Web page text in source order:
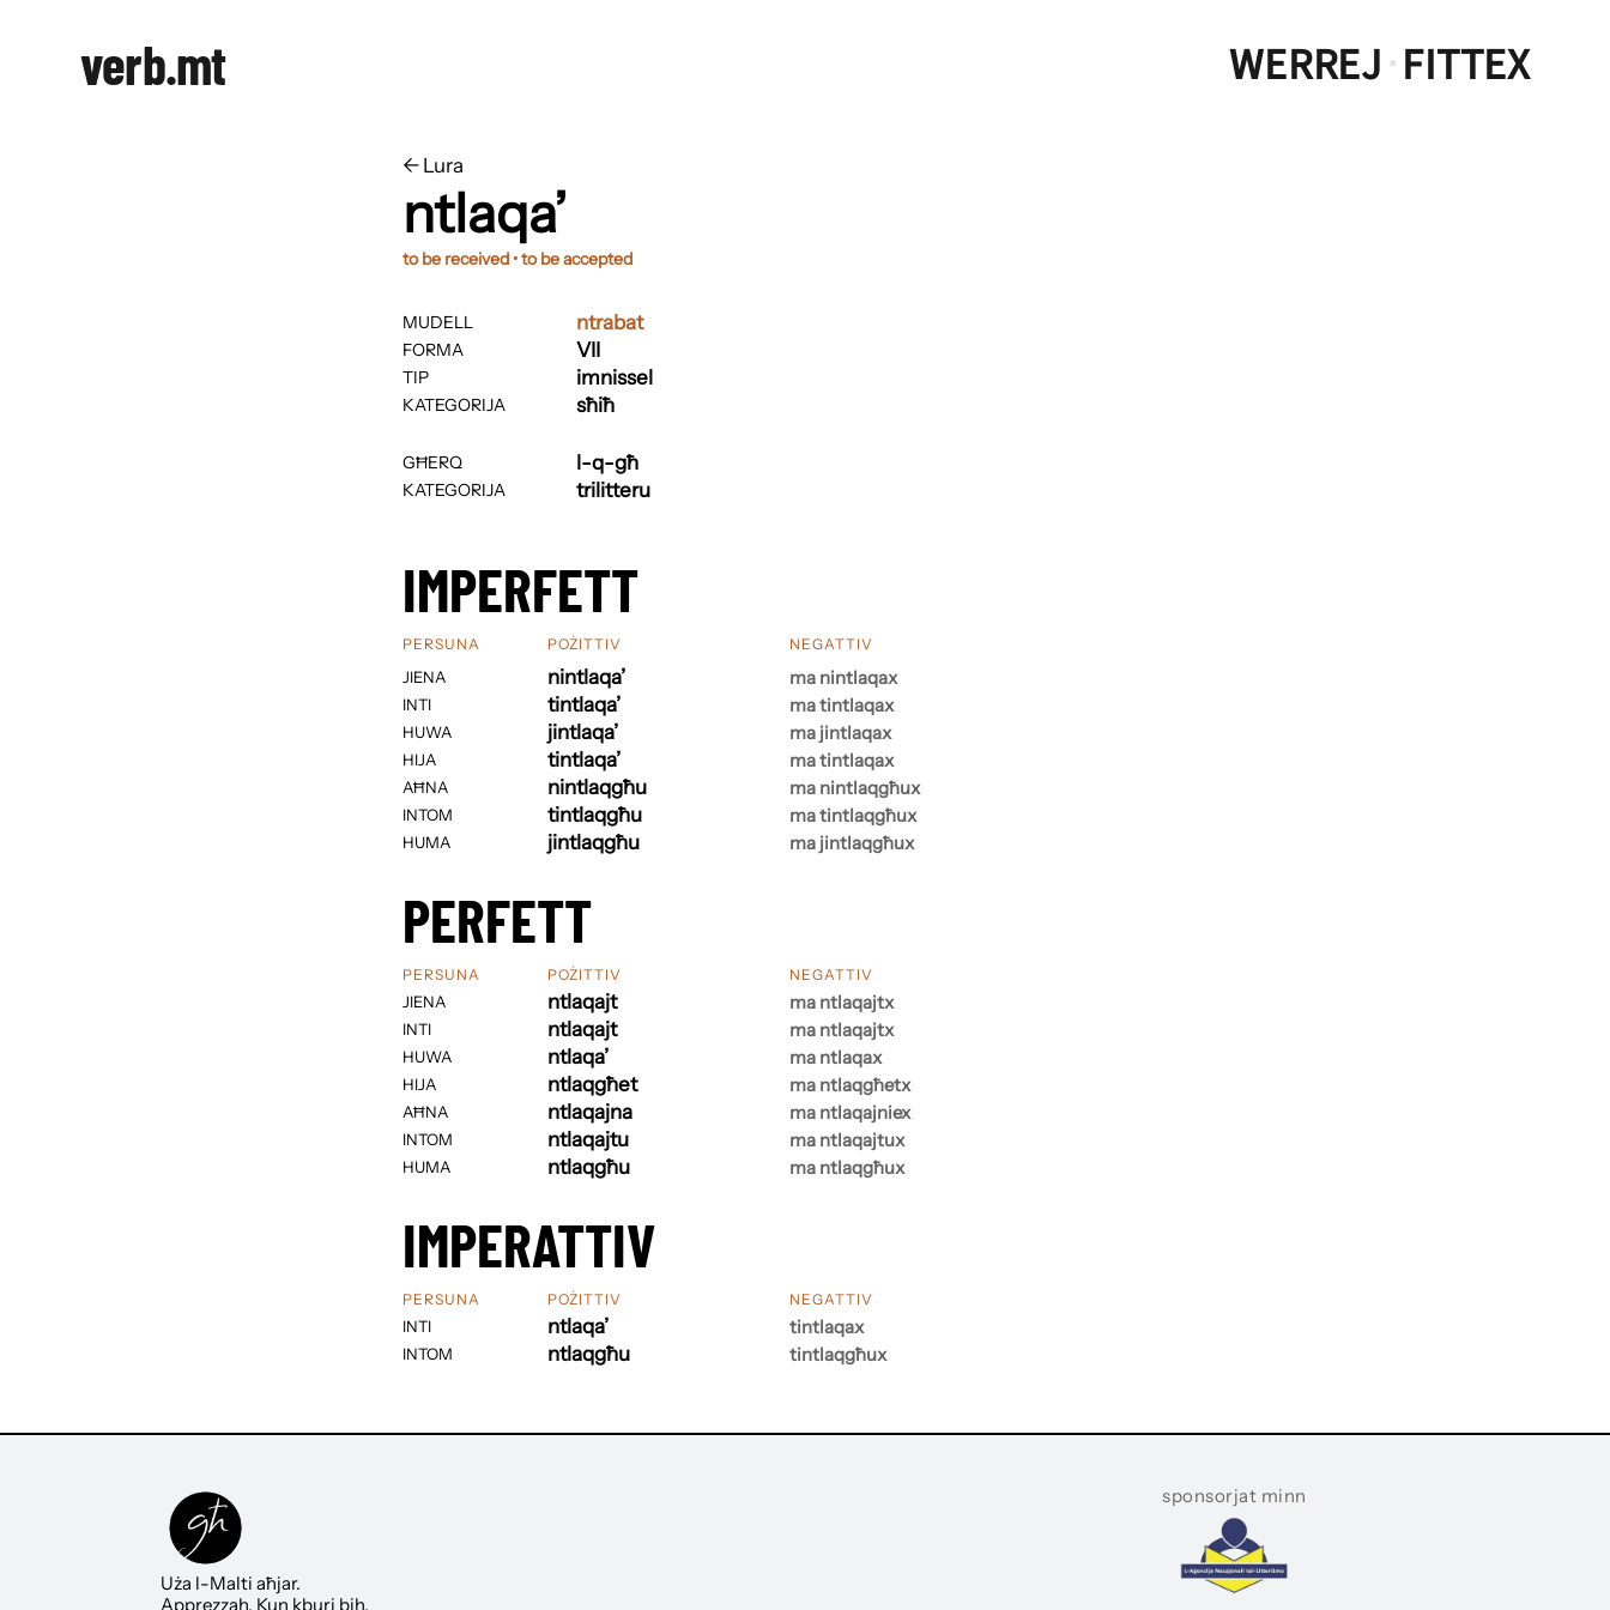
verb.mt WERREJ·FITTEX
← ​​Lura
ntlaqa’
to be received • to be accepted
MUDELL
FORMA
TIP
KATEGORIJA
GĦERQ
KATEGORIJA
ntrabat
VII
imnissel
sħiħ
l-q-għ
trilitteru
IMPERFETT
PERSUNA
JIENA
INTI
HUWA
HIJA
AĦNA
INTOM
HUMA
POŻITTIV
nintlaqa’
tintlaqa’
jintlaqa’
tintlaqa’
nintlaqgħu
tintlaqgħu
jintlaqgħu
NEGATTIV
ma nintlaqax
ma tintlaqax
ma jintlaqax
ma tintlaqax
ma nintlaqgħux
ma tintlaqgħux
ma jintlaqgħux
PERFETT
PERSUNA
JIENA
INTI
HUWA
HIJA
AĦNA
INTOM
HUMA
POŻITTIV
ntlaqajt
ntlaqajt
ntlaqa’
ntlaqgħet
ntlaqajna
ntlaqajtu
ntlaqgħu
NEGATTIV
ma ntlaqajtx
ma ntlaqajtx
ma ntlaqax
ma ntlaqgħetx
ma ntlaqajniex
ma ntlaqajtux
ma ntlaqgħux
IMPERATTIV
PERSUNA
INTI
INTOM
POŻITTIV
ntlaqa’
ntlaqgħu
NEGATTIV
tintlaqax
tintlaqgħux
Uża l-Malti aħjar.
Apprezzah. Kun kburi bih.
sponsorjat minn